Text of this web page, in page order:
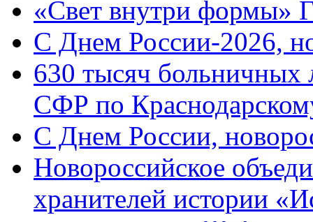
«Свет внутри формы»
C Днем России-2026,
630 тысяч больничных
СФР по
C Днем России,
Новороссийское
хранителей истории